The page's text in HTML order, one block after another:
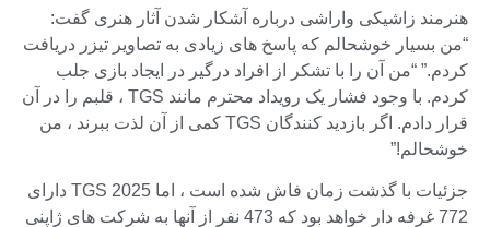
هنرمند زاشیکی واراشی درباره آشکار شدن آثار هنری گفت:
“من بسیار خوشحالم که پاسخ های زیادی به تصاویر تیزر دریافت
کردم.” “من آن را با تشکر از افراد درگیر در ایجاد بازی جلب
کردم. با وجود فشار یک رویداد محترم مانند TGS ، قلبم را در آن
قرار دادم. اگر بازدید کنندگان TGS کمی از آن لذت ببرند ، من
خوشحالم!”
جزئیات با گذشت زمان فاش شده است ، اما TGS 2025 دارای
772 غرفه دار خواهد بود که 473 نفر از آنها به شرکت های ژاپنی